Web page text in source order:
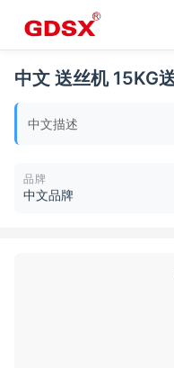
中文 送丝机 15KG
中文描述
品牌
中文品牌